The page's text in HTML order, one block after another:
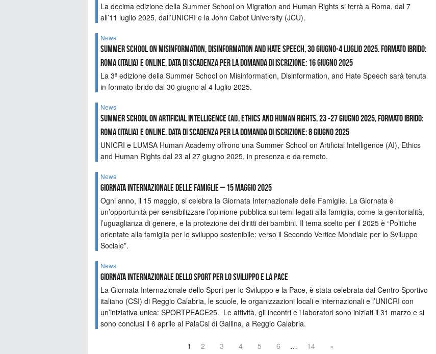
La decima edizione della Summer School on Migration and Human Rights si terrà a Roma, dal 7
all’11 luglio 2025, dall’UNICRI e la John Cabot University (JCU).
News
Summer School on Misinformation, Disinformation and Hate Speech, 30 giugno-4 luglio 2025. Formato ibrido:
Roma (Italia) e online. Data di scadenza per la domanda di iscrizione: 16 giugno 2025
La 3ª edizione della Summer School on Misinformation, Disinformation, and Hate Speech sarà tenuta
in formato ibrido dal 30 giugno al 4 luglio 2025.
News
Summer School on Artificial Intelligence (AI), Ethics and Human Rights, 23 -27 giugno 2025, Formato Ibrido:
Roma (Italia) e online. Data di scadenza per la domanda di iscrizione: 8 giugno 2025
UNICRI e LUMSA Human Academy offrono una Summer School on Artificial Intelligence (AI), Ethics
and Human Rights dal 23 al 27 giugno 2025, in presenza e da remoto.
News
GIORNATA INTERNAZIONALE DELLE FAMIGLIE – 15 MAGGIO 2025
Ogni anno, il 15 maggio, si celebra la Giornata Internazionale delle Famiglie. La Giornata è
un’opportunità per sensibilizzare l’opinione pubblica sui temi legati alla famiglia, come la genitorialità,
l’uguaglianza di genere, e la protezione dei diritti dei bambini. Il tema scelto per il 2025 è “Politiche
orientate alla famiglia per lo sviluppo sostenibile: verso il Secondo Vertice Mondiale per lo Sviluppo
Sociale”.
News
Giornata Internazionale dello Sport per lo Sviluppo e la Pace
La Giornata Internazionale dello Sport per lo Sviluppo e la Pace, è stata celebrata dal Centro Sportivo
italiano (CSI) di Reggio Calabria, le scuole, le organizzazioni locali e internazionali e l’UNICRI con
un’iniziativa unica: SPORTPEACE25. Le attività, gli incontri e i laboratori sono iniziati il 31 marzo e si
sono conclusi il 6 aprile al PalaCsi di Gallina, a Reggio Calabria.
1 2 3 4 5 6 … 14 »